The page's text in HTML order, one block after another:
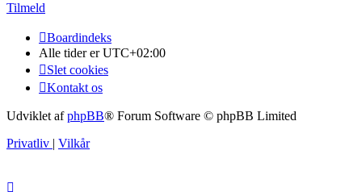
Tilmeld
Boardindeks
Alle tider erUTC+02:00
Slet cookies
Kontakt os
Udviklet afphpBB® Forum Software © phpBB Limited
Privatliv | Vilkår